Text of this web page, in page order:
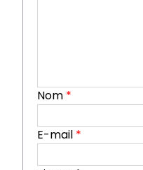
Nom *
E-mail *